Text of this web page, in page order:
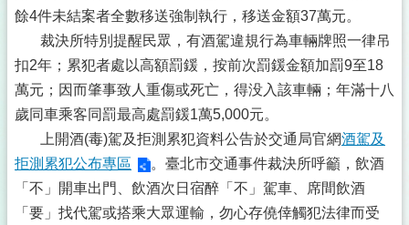
餘4件未結案者全數移送強制執行，移送金額37萬元。
裁決所特別提醒民眾，有酒駕違規行為車輛牌照一律吊
扣2年；累犯者處以高額罰鍰，按前次罰鍰金額加罰9至18
萬元；因而肇事致人重傷或死亡，得没入該車輛；年滿十八
歲同車乘客同罰最高處罰鍰1萬5,000元。
上開酒(毒)駕及拒測累犯資料公告於交通局官網酒駕及
拒測累犯公布專區
。臺北市交通事件裁決所呼籲，飲酒
「不」開車出門、飲酒次日宿醉「不」駕車、席間飲酒
「要」找代駕或搭乘大眾運輸，勿心存僥倖觸犯法律而受